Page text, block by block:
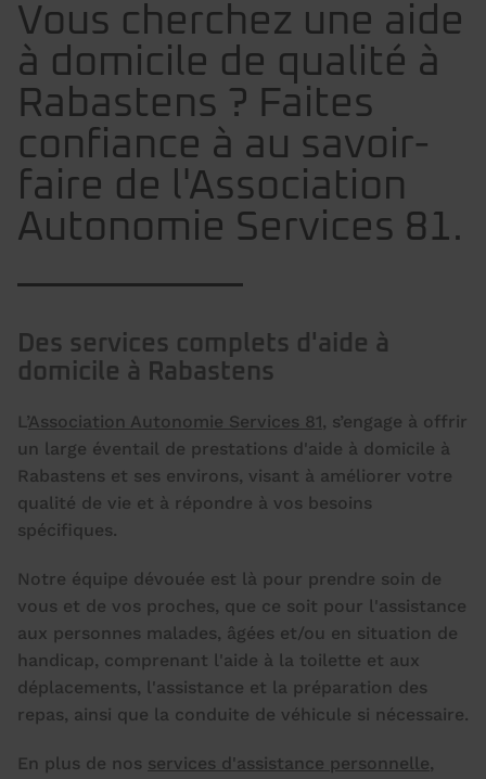
Vous cherchez une aide
à domicile de qualité à
Rabastens ? Faites
confiance à au savoir-
faire de l'Association
Autonomie Services 81.
Des services complets d'aide à
domicile à Rabastens
L’Association Autonomie Services 81, s’engage à offrir
un large éventail de prestations d'aide à domicile à
Rabastens et ses environs, visant à améliorer votre
qualité de vie et à répondre à vos besoins
spécifiques.
Notre équipe dévouée est là pour prendre soin de
vous et de vos proches, que ce soit pour l'assistance
aux personnes malades, âgées et/ou en situation de
handicap, comprenant l'aide à la toilette et aux
déplacements, l'assistance et la préparation des
repas, ainsi que la conduite de véhicule si nécessaire.
En plus de nos services d'assistance personnelle,